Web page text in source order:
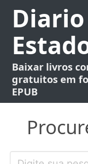
Baixar livros
gratuitos em
EPUB